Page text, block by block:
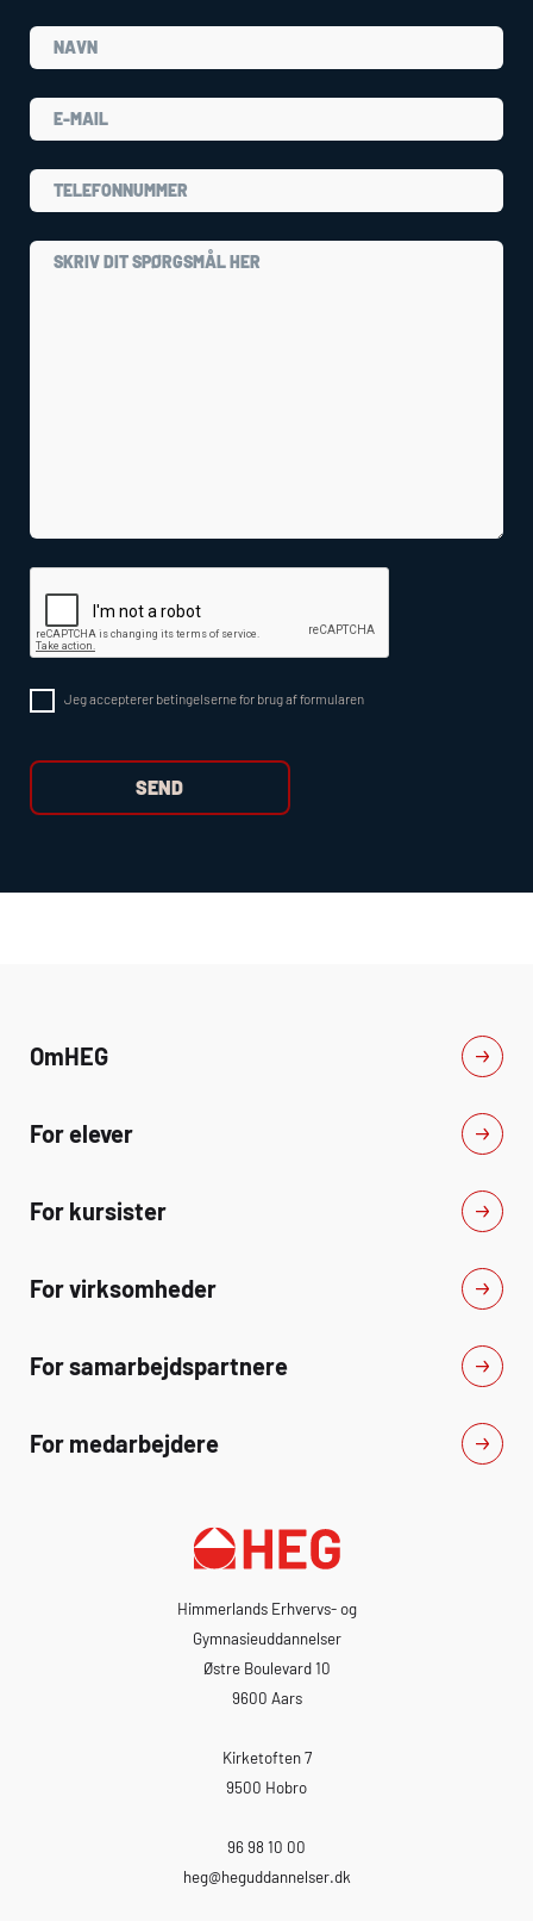
Jeg accepterer betingelserne for brug af formularen
OmHEG
For elever
For kursister
For virksomheder
For samarbejdspartnere
For medarbejdere
Himmerlands Erhvervs- og
Gymnasieuddannelser
Østre Boulevard 10
9600 Aars
Kirketoften 7
9500 Hobro
96 98 10 00
heg@heguddannelser.dk